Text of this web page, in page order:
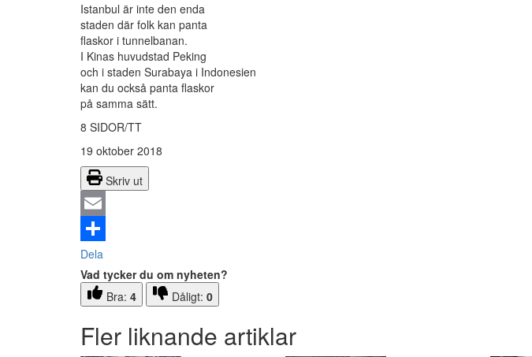
Istanbul är inte den enda
staden där folk kan panta
flaskor i tunnelbanan.
I Kinas huvudstad Peking
och i staden Surabaya i Indonesien
kan du också panta flaskor
på samma sätt.
8 SIDOR/TT
19 oktober 2018
Skriv ut
Email
Dela
Vad tycker du om nyheten?
Bra: 4 Dåligt: 0
Fler liknande artiklar